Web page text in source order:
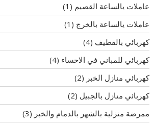
عاملات يالساعة القصيم (1)
عاملات يالساعة بالخرج (1)
كهربائي بالقطيف (4)
كهربائي للمباني في الاحساء (4)
كهربائي منازل الخبر (2)
كهربائي منازل بالجبيل (2)
ممرضة منزلية بالشهر بالدمام والخبر (3)